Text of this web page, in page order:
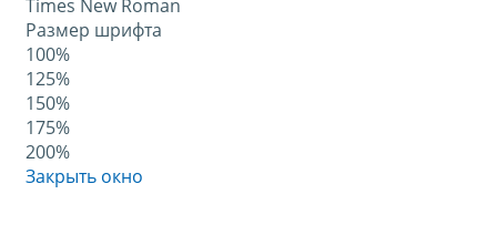
Times New Roman
Размер шрифта
100%
125%
150%
175%
200%
Закрыть окно